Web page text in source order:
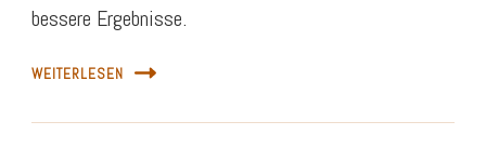
bessere Ergebnisse.
WEITERLESEN